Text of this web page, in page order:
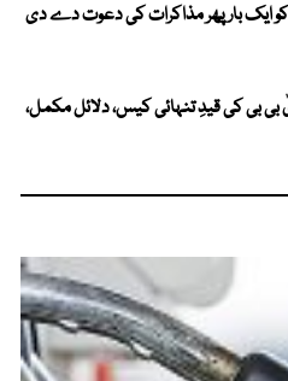
ایک بارپھر مذاکرات کی دعوت دے دی
بی بی کی قیدِ تنہائی کیس، دلائل مکمل،